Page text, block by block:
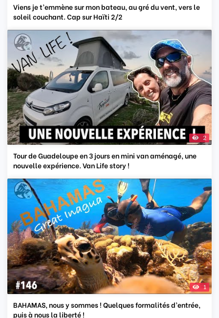
Viens je t’emmène sur mon bateau, au gré du vent, vers le
soleil couchant. Cap sur Haïti 2/2
2
Tour de Guadeloupe en 3 jours en mini van aménagé, une
nouvelle expérience. Van Life story !
1
BAHAMAS, nous y sommes ! Quelques formalités d’entrée,
puis à nous la liberté !